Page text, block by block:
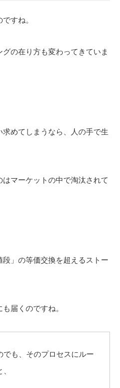
すね。
の在り方も変わってきていま
めてしまうなら、人の手で生
マーケットの中で淘汰されて
」の等価交換を超えるストー
届くのですね。
も、そのプロセスにルー